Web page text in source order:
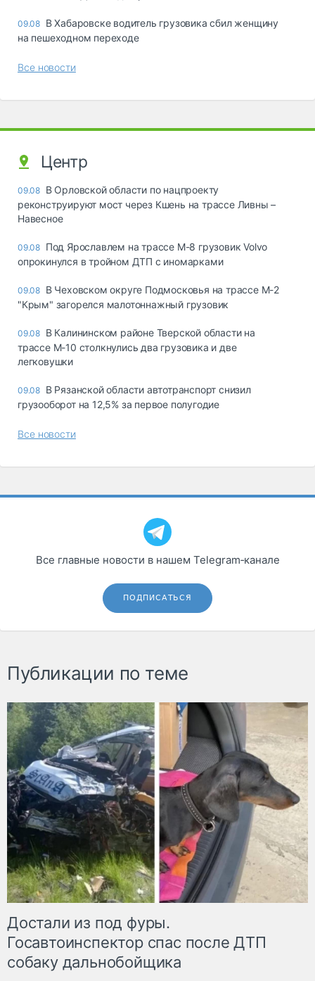
09.08 В Хабаровске водитель грузовика сбил женщину
на пешеходном переходе
Все новости
Центр
09.08 В Орловской области по нацпроекту
реконструируют мост через Кшень на трассе Ливны –
Навесное
09.08 Под Ярославлем на трассе М-8 грузовик Volvo
опрокинулся в тройном ДТП с иномарками
09.08 В Чеховском округе Подмосковья на трассе М-2
"Крым" загорелся малотоннажный грузовик
09.08 В Калининском районе Тверской области на
трассе М-10 столкнулись два грузовика и две
легковушки
09.08 В Рязанской области автотранспорт снизил
грузооборот на 12,5% за первое полугодие
Все новости
Все главные новости в нашем Telegram‑канале
ПОДПИСАТЬСЯ
Публикации по теме
Достали из под фуры.
Госавтоинспектор спас после ДТП
собаку дальнобойщика